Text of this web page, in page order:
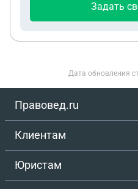
Задать
Дата обновления
Правовед.ru
Клиентам
Юристам